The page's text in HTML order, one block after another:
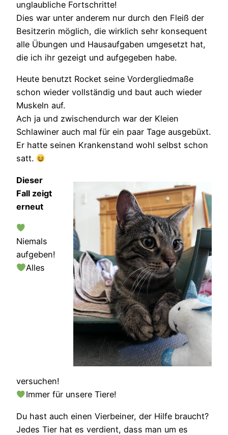
unglaubliche Fortschritte!
Dies war unter anderem nur durch den Fleiß der
Besitzerin möglich, die wirklich sehr konsequent
alle Übungen und Hausaufgaben umgesetzt hat,
die ich ihr gezeigt und aufgegeben habe.
Heute benutzt Rocket seine Vordergliedmaße
schon wieder vollständig und baut auch wieder
Muskeln auf.
Ach ja und zwischendurch war der Kleien
Schlawiner auch mal für ein paar Tage ausgebüxt.
Er hatte seinen Krankenstand wohl selbst schon
satt.
Dieser
Fall zeigt
erneut
Niemals
aufgeben!
Alles
versuchen!
Immer für unsere Tiere!
Du hast auch einen Vierbeiner, der Hilfe braucht?
Jedes Tier hat es verdient, dass man um es